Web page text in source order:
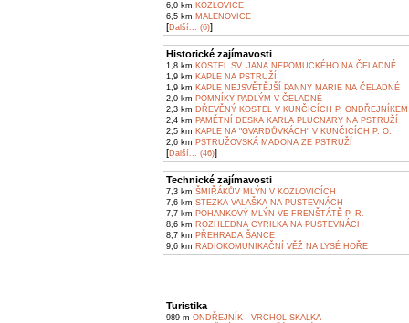
6,0 km KOZLOVICE
6,5 km MALENOVICE
[Další... (6)]
Historické zajímavosti
1,8 km KOSTEL SV. JANA NEPOMUCKÉHO NA ČELADNÉ
1,9 km KAPLE NA PSTRUŽÍ
1,9 km KAPLE NEJSVĚTĚJŠÍ PANNY MARIE NA ČELADNÉ
2,0 km POMNÍKY PADLÝM V ČELADNÉ
2,3 km DŘEVĚNÝ KOSTEL V KUNČICÍCH P. ONDŘEJNÍKEM
2,4 km PAMĚTNÍ DESKA KARLA PLUCNARY NA PSTRUŽÍ
2,5 km KAPLE NA "GVARDŮVKÁCH" V KUNČICÍCH P. O.
2,6 km PSTRUŽOVSKÁ MADONA ZE PSTRUŽÍ
[Další... (46)]
Technické zajímavosti
7,3 km ŠMIŘÁKŮV MLÝN V KOZLOVICÍCH
7,6 km STEZKA VALAŠKA NA PUSTEVNÁCH
7,7 km POHANKOVÝ MLÝN VE FRENŠTÁTĚ P. R.
8,6 km ROZHLEDNA CYRILKA NA PUSTEVNÁCH
8,7 km PŘEHRADA ŠANCE
9,6 km RADIOKOMUNIKAČNÍ VĚŽ NA LYSÉ HOŘE
Turistika
989 m ONDŘEJNÍK - VRCHOL SKALKA